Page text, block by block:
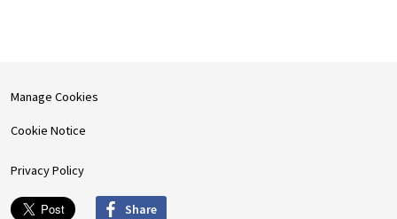
Manage Cookies
Cookie Notice
Privacy Policy
Share